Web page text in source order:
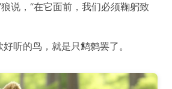
说，“在它面前，我们必须鞠躬致
听的鸟，就是只鹪鹩罢了。